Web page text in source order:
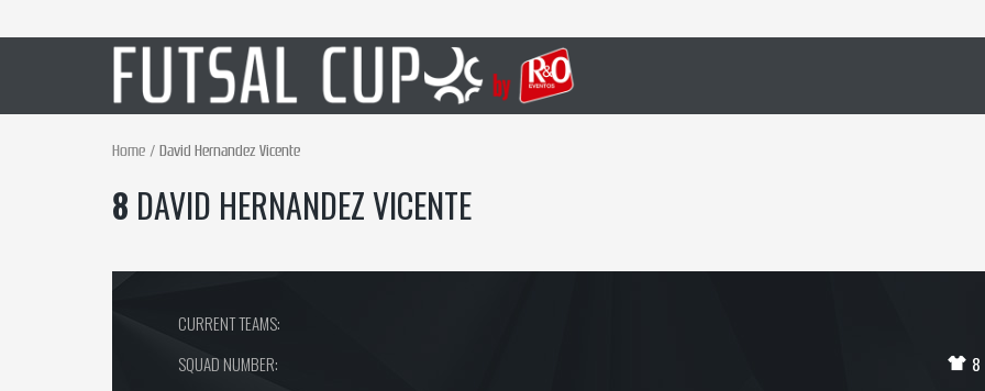
Home David Hernandez Vicente
8 DAVID HERNANDEZ VICENTE
CURRENT TEAMS:
SQUAD NUMBER:
8